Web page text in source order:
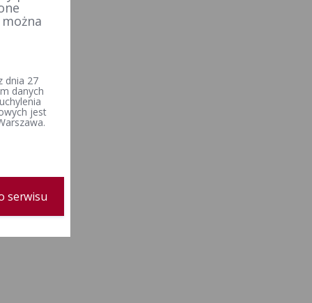
dnia 27
danych
jest
serwisu